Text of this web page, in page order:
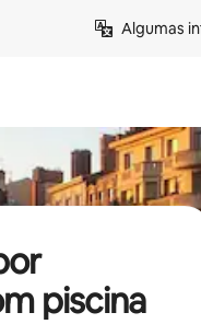
Algumas
piscina